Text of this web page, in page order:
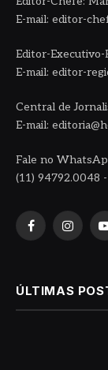
E-mail: editor-
Editor-
E-mail: editor-
Central de
E-mail:
Fale no
(11) 94792.0048
Facebook
ÚLTIMAS